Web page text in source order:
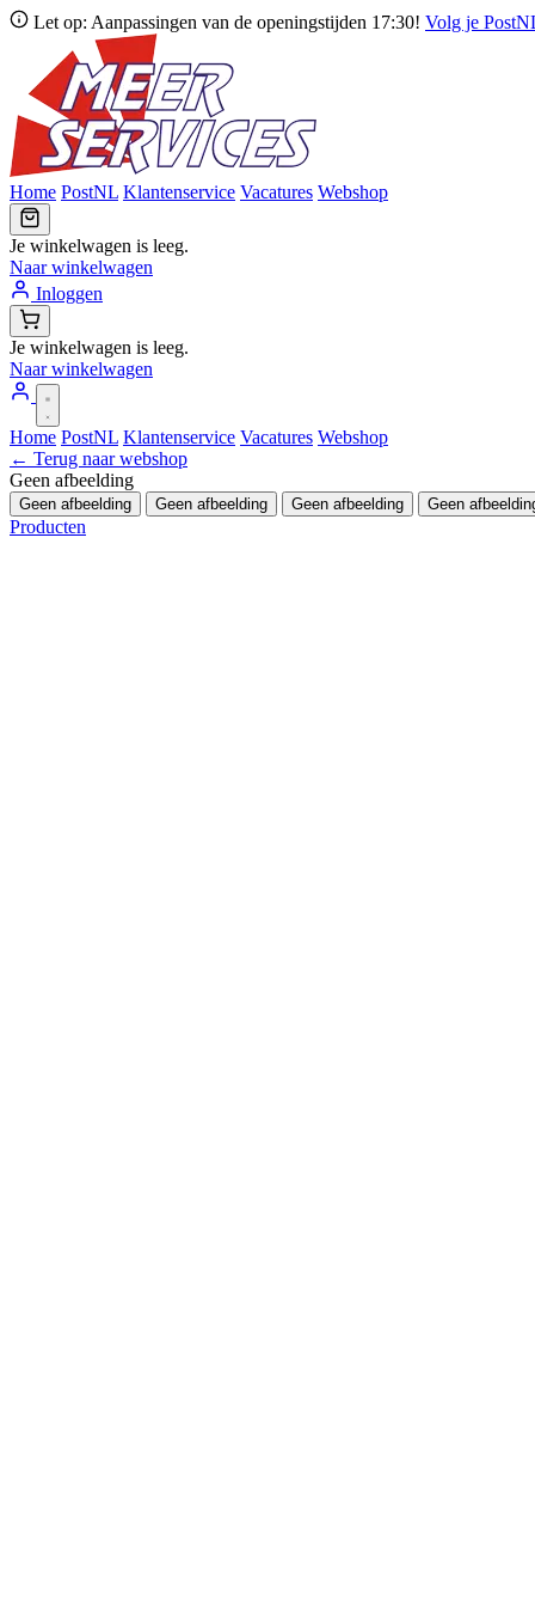
Let op: Aanpassingen van de openingstijden 17:30! Volg je
Home PostNL Klantenservice Vacatures Webshop
Je winkelwagen is leeg.
Naar winkelwagen
Inloggen
Je winkelwagen is leeg.
Naar winkelwagen
Home PostNL Klantenservice Vacatures Webshop
← Terug naar webshop
Geen afbeelding
Geen afbeelding Geen afbeelding Geen afbeelding Geen
Producten